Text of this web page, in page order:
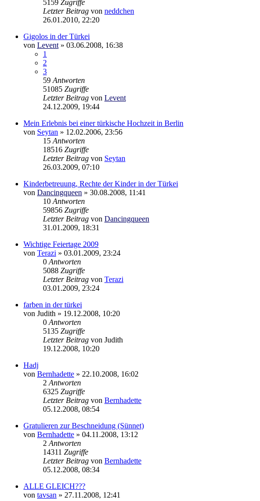
5159 Zugriffe
Letzter Beitrag von neddchen
26.01.2010, 22:20
Gigolos in der Türkei
von Levent » 03.06.2008, 16:38
1
2
3
59 Antworten
51085 Zugriffe
Letzter Beitrag von Levent
24.12.2009, 19:44
Mein Erlebnis bei einer türkische Hochzeit in Berlin
von Seytan » 12.02.2006, 23:56
15 Antworten
18516 Zugriffe
Letzter Beitrag von Seytan
26.03.2009, 07:10
Kinderbetreuung, Rechte der Kinder in der Türkei
von Dancingqueen » 30.08.2008, 11:41
10 Antworten
59856 Zugriffe
Letzter Beitrag von Dancingqueen
31.01.2009, 18:31
Wichtige Feiertage 2009
von Terazi » 03.01.2009, 23:24
0 Antworten
5088 Zugriffe
Letzter Beitrag von Terazi
03.01.2009, 23:24
farben in der türkei
von Judith » 19.12.2008, 10:20
0 Antworten
5135 Zugriffe
Letzter Beitrag von Judith
19.12.2008, 10:20
Hadj
von Bernhadette » 22.10.2008, 16:02
2 Antworten
6325 Zugriffe
Letzter Beitrag von Bernhadette
05.12.2008, 08:54
Gratulieren zur Beschneidung (Sünnet)
von Bernhadette » 04.11.2008, 13:12
2 Antworten
14311 Zugriffe
Letzter Beitrag von Bernhadette
05.12.2008, 08:34
ALLE GLEICH???
von tavsan » 27.11.2008, 12:41